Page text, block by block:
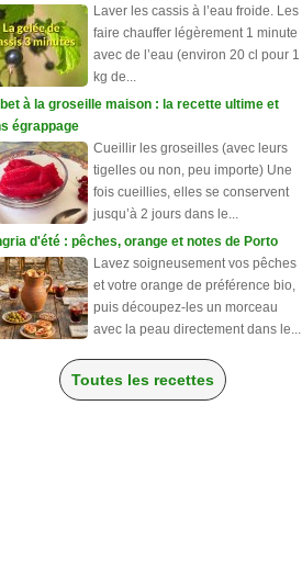
Laver les cassis à l’eau froide. Les
faire chauffer légèrement 1 minute
avec de l’eau (environ 20 cl pour 1
kg de...
à la groseille maison : la recette ultime et
égrappage
Cueillir les groseilles (avec leurs
tigelles ou non, peu importe) Une
fois cueillies, elles se conservent
jusqu’à 2 jours dans le...
d'été : pêches, orange et notes de Porto
Lavez soigneusement vos pêches
et votre orange de préférence bio,
puis découpez-les un morceau
avec la peau directement dans le...
Toutes les recettes